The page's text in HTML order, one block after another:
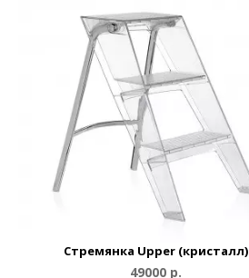
Стремянка Upper (кристалл)
49000 р.